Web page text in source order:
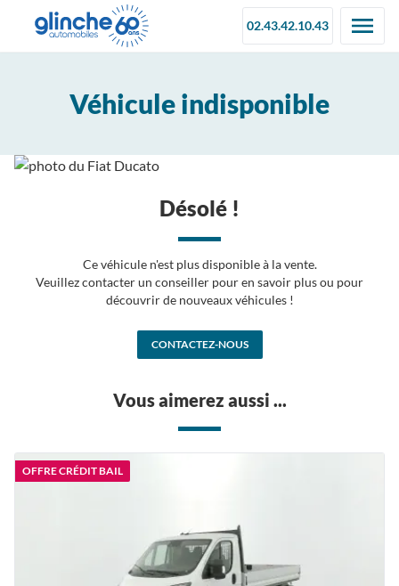
02.43.42.10.43
Véhicule indisponible
Désolé !
Ce véhicule n'est plus disponible à la vente.
Veuillez contacter un conseiller pour en savoir plus ou pour
découvrir de nouveaux véhicules !
CONTACTEZ-NOUS
Vous aimerez aussi ...
OFFRE CRÉDIT BAIL